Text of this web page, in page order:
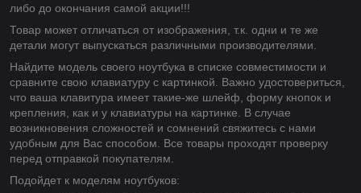
либо до окончания самой акции!!!
Товар может отличаться от изображения, т.к. одни и те же
детали могут выпускаться различными производителями.
Найдите модель своего ноутбука в списке совместимости и
сравните свою клавиатуру с картинкой. Важно удостовериться,
что ваша клавитура имеет такие-же шлейф, форму кнопок и
крепления, как и у клавиатуры на картинке. В случае
возникновения сложностей и сомнений свяжитесь с нами
удобным для Вас способом. Все товары проходят проверку
перед отправкой покупателям.
Подойдет к моделям ноутбуков: